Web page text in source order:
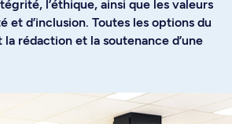
l’éthique, ainsi que les valeurs
et d’inclusion. Toutes les options du
rédaction et la soutenance d’une